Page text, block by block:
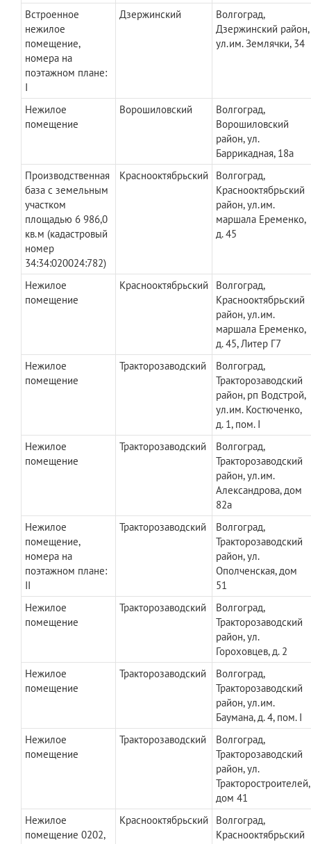
Встроенное
нежилое
помещение,
номера на
поэтажном плане:
I
Дзержинский
Волгоград,
Дзержинский район,
ул.им. Землячки, 34
Нежилое
помещение
Ворошиловский
Волгоград,
Ворошиловский
район, ул.
Баррикадная, 18а
Производственная
база с земельным
участком
площадью 6 986,0
кв.м (кадастровый
номер
34:34:020024:782)
Краснооктябрьский
Волгоград,
Краснооктябрьский
район, ул.им.
маршала Еременко,
д. 45
Нежилое
помещение
Краснооктябрьский
Волгоград,
Краснооктябрьский
район, ул.им.
маршала Еременко,
д. 45, Литер Г7
Нежилое
помещение
Тракторозаводский
Волгоград,
Тракторозаводский
район, рп Водстрой,
ул.им. Костюченко,
д. 1, пом. I
Нежилое
помещение
Тракторозаводский
Волгоград,
Тракторозаводский
район, ул.им.
Александрова, дом
82а
Нежилое
помещение,
номера на
поэтажном плане:
II
Тракторозаводский
Волгоград,
Тракторозаводский
район, ул.
Ополченская, дом
51
Нежилое
помещение
Тракторозаводский
Волгоград,
Тракторозаводский
район, ул.
Гороховцев, д. 2
Нежилое
помещение
Тракторозаводский
Волгоград,
Тракторозаводский
район, ул.им.
Баумана, д. 4, пом. I
Нежилое
помещение
Тракторозаводский
Волгоград,
Тракторозаводский
район, ул.
Тракторостроителей,
дом 41
Нежилое
помещение 0202,
Краснооктябрьский
Волгоград,
Краснооктябрьский